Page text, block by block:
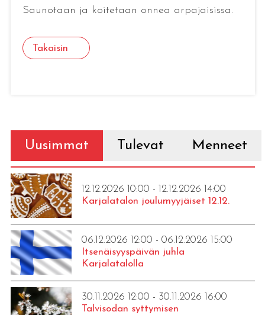
Saunotaan ja koitetaan onnea arpajaisissa.
Takaisin
Uusimmat Tulevat Menneet
12.12.2026 10:00 - 12.12.2026 14:00
Karjalatalon joulumyyjäiset 12.12.
06.12.2026 12:00 - 06.12.2026 15:00
Itsenäisyyspäivän juhla
Karjalatalolla
30.11.2026 12:00 - 30.11.2026 16:00
Talvisodan syttymisen